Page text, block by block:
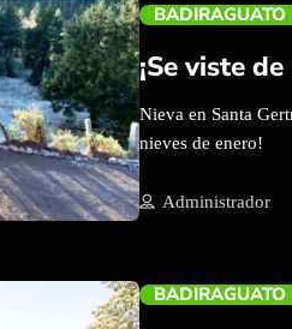
BADIRAGUATO
¡Se viste
Nieva en Santa
nieves de enero!
Administrador
BADIRAGUATO